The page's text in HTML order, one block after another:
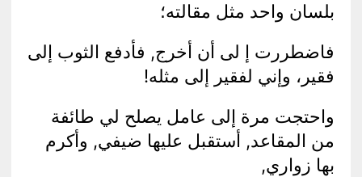
بلسان واحد مثل مقالته؛
فاضطررت إ لى أن أخرج, فأدفع الثوب إلى
فقير، وإني لفقير إلى مثله!
واحتجت مرة إلى عامل يصلح لي طائفة
من المقاعد, أستقبل عليها ضيفي, وأكرم
بها زواري,